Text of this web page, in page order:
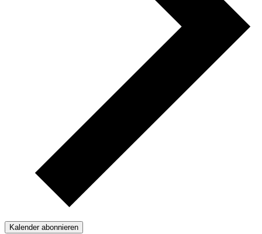
Kalender abonnieren